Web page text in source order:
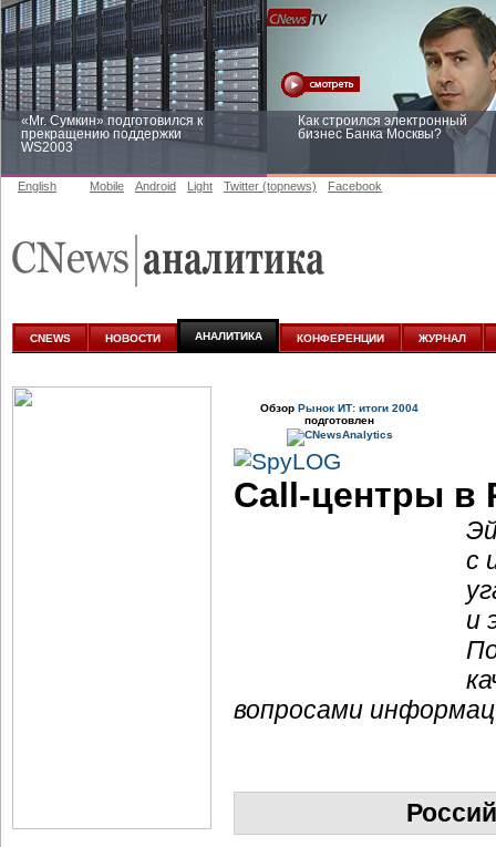
«Mr. Сумкин» подготовился к
прекращению поддержки
WS2003
Как строился электронный
бизнес Банка Москвы?
аналитике
English Mobile Android Light Twitter (topnews) Facebook
CNEWS НОВОСТИ АНАЛИТИКА КОНФЕРЕНЦИИ ЖУРНАЛ
Обзор Рынок ИТ: итоги 2004
подготовлен
Call-центры в
с
и
вопросами